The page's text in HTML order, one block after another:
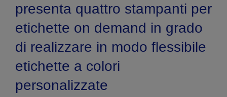
Eventi
Search
presenta quattro stampanti per
etichette on demand in grado
di realizzare in modo flessibile
etichette a colori
personalizzate